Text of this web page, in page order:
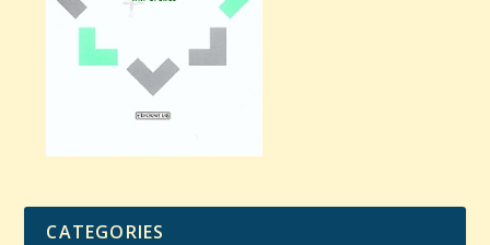
CATEGORIES